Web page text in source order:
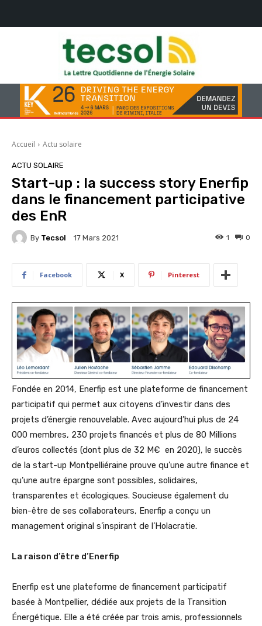
Accueil Actu solaire
ACTU SOLAIRE
Start-up : la success story Enerfip
dans le financement participative
des EnR
By Tecsol 17 Mars 2021 0
1
Facebook X Pinterest
Fondée en 2014, Enerfip est une plateforme de financement
participatif qui permet aux citoyens d’investir dans des
projets d’énergie renouvelable. Avec aujourd’hui plus de 24
000 membres, 230 projets financés et plus de 80 Millions
d’euros collectés (dont plus de 32 M€ en 2020), le succès
de la start-up Montpelliéraine prouve qu’une autre finance et
qu’une autre épargne sont possibles, solidaires,
transparentes et écologiques. Soucieuse également du
bien-être de ses collaborateurs, Enerfip a conçu un
management original s’inspirant de l’Holacratie.
La raison d’être d’Enerfip
Enerfip est une plateforme de financement participatif
basée à Montpellier, dédiée aux projets de la Transition
Énergétique. Elle a été créée par trois amis, professionnels